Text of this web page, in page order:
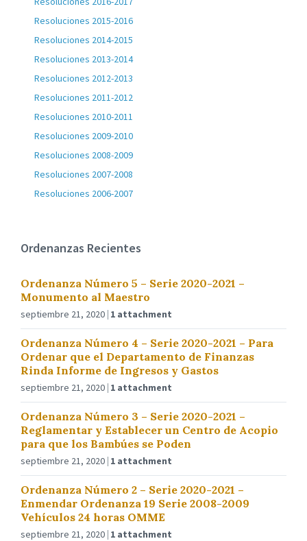
Resoluciones 2015-2016
Resoluciones 2014-2015
Resoluciones 2013-2014
Resoluciones 2012-2013
Resoluciones 2011-2012
Resoluciones 2010-2011
Resoluciones 2009-2010
Resoluciones 2008-2009
Resoluciones 2007-2008
Resoluciones 2006-2007
Ordenanzas Recientes
Ordenanza Número 5 – Serie 2020-2021 –
Monumento al Maestro
septiembre 21, 2020 1 attachment
Ordenanza Número 4 – Serie 2020-2021 – Para
Ordenar que el Departamento de Finanzas
Rinda Informe de Ingresos y Gastos
septiembre 21, 2020 1 attachment
Ordenanza Número 3 – Serie 2020-2021 –
Reglamentar y Establecer un Centro de Acopio
para que los Bambúes se Poden
septiembre 21, 2020 1 attachment
Ordenanza Número 2 – Serie 2020-2021 –
Enmendar Ordenanza 19 Serie 2008-2009
Vehículos 24 horas OMME
septiembre 21, 2020 1 attachment